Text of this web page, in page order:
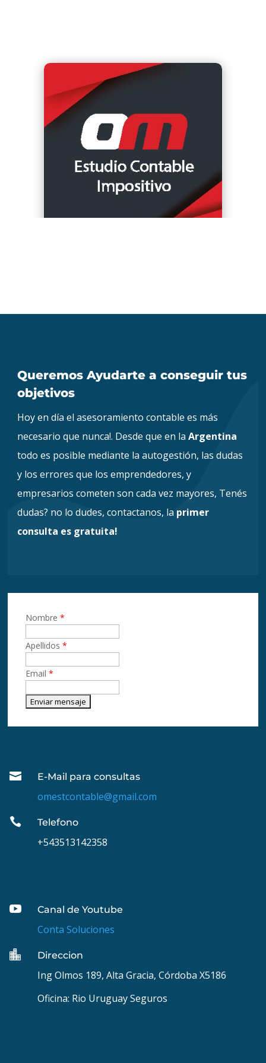
Queremos Ayudarte a conseguir tus
objetivos
Hoy en día el asesoramiento contable es más
necesario que nunca!. Desde que en laArgentina
todo es posible mediante la autogestión, las dudas
y los errores que los emprendedores, y
empresarios cometen son cada vez mayores, Tenés
dudas? no lo dudes, contactanos, la primer
consulta es gratuita!
Nombre*
Apellidos*
Email*
 E-Mail para consultas
omestcontable@gmail.com
 Telefono
+543513142358
 Canal de Youtube
Conta Soluciones
 Direccion
Ing Olmos 189, Alta Gracia, Córdoba X5186
Oficina: Rio Uruguay Seguros